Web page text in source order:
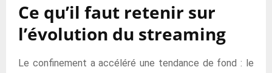
Ce qu’il faut retenir sur
l’évolution du streaming
Le confinement a accéléré une tendance de fond : le